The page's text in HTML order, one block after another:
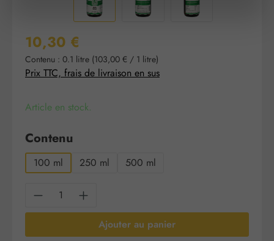
Prix régulier :
10,30 €
Contenu : 0.1 litre (103,00 € / 1 litre)
Prix TTC, frais de livraison en sus
Article en stock.
Sélectionnez
Contenu
100 ml 250 ml 500 ml
Quantité de produit : Entrez la quantité
Ajouter au panier